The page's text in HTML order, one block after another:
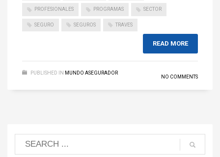
PROFESIONALES PROGRAMAS SECTOR
SEGURO SEGUROS TRAVES
READ MORE
PUBLISHED IN MUNDO ASEGURADOR
NO COMMENTS